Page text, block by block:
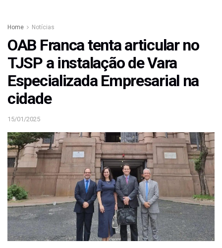
Home Notícias
OAB Franca tenta articular no
TJSP a instalação de Vara
Especializada Empresarial na
cidade
15/01/2025